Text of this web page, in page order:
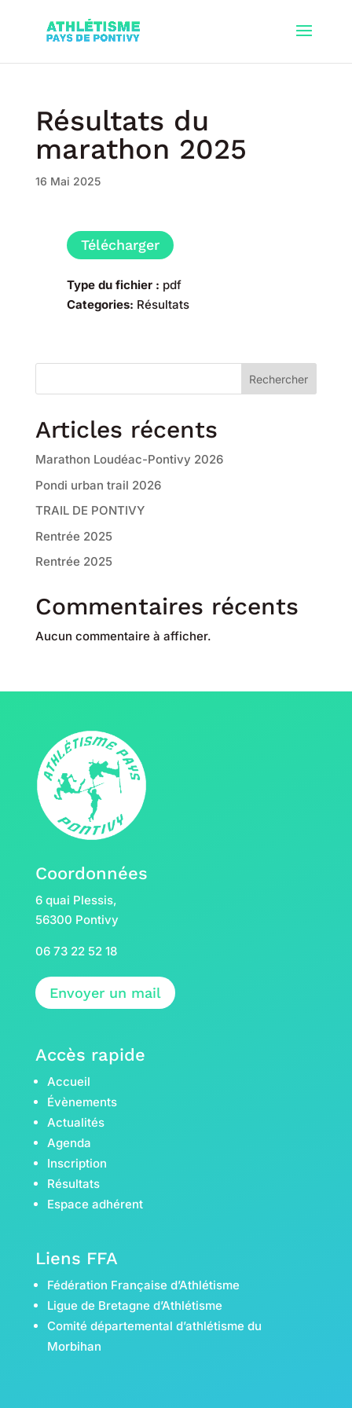
Résultats du
marathon 2025
16 Mai 2025
Télécharger
Type du fichier : pdf
Categories: Résultats
Rechercher
Articles récents
Marathon Loudéac-Pontivy 2026
Pondi urban trail 2026
TRAIL DE PONTIVY
Rentrée 2025
Rentrée 2025
Commentaires récents
Aucun commentaire à afficher.
Coordonnées
6 quai Plessis,
56300 Pontivy
06 73 22 52 18
Envoyer un mail
Accès rapide
Accueil
Évènements
Actualités
Agenda
Inscription
Résultats
Espace adhérent
Liens FFA
Fédération Française d’Athlétisme
Ligue de Bretagne d’Athlétisme
Comité départemental d’athlétisme du
Morbihan